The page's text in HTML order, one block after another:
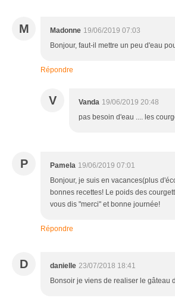
M Madonne 19/06/2019 07:03
Bonjour, faut-il mettre un peu d'eau
Répondre
V Vanda 19/06/2019 20:48
pas besoin d'eau .... les
P Pamela 19/06/2019 07:01
Bonjour, je suis en vacances(plus
bonnes recettes! Le poids des
vous dis "merci" et bonne journée!
Répondre
D danielle 23/07/2018 18:41
Bonsoir je viens de realiser le gâteau